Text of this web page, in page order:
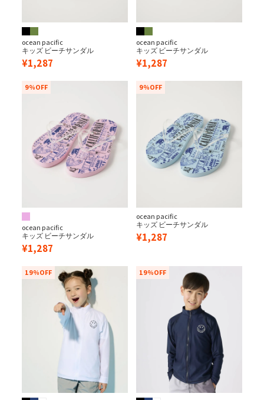
ocean pacific
キッズ ビーチサンダル
¥1,287
ocean pacific
キッズ ビーチサンダル
¥1,287
ocean pacific
キッズ ビーチサンダル
9%OFF
¥1,287
ocean pacific
キッズ ビーチサンダル
9%OFF
¥1,287
19%OFF 19%OFF